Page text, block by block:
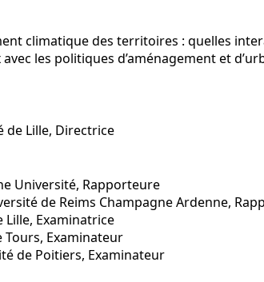
climatique des territoires : quelles
les politiques d’aménagement et
de Lille, Directrice
Université, Rapporteure
de Reims Champagne Ardenne,
Lille, Examinatrice
Tours, Examinateur
de Poitiers, Examinateur